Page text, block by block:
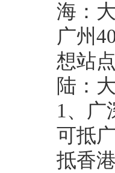
海：
广州
想站
陆：
1、广
可抵
抵香